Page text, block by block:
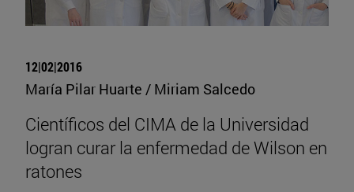
12|02|2016
María Pilar Huarte / Miriam Salcedo
Científicos del CIMA de la Universidad
logran curar la enfermedad de Wilson en
ratones